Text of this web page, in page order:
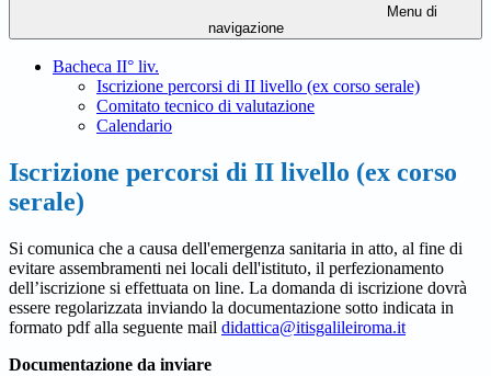
Menu di
navigazione
Bacheca II° liv.
Iscrizione percorsi di II livello (ex corso serale)
Comitato tecnico di valutazione
Calendario
Iscrizione percorsi di II livello (ex corso
serale)
Si comunica che a causa dell'emergenza sanitaria in atto, al fine di
evitare assembramenti nei locali dell'istituto, il perfezionamento
dell’iscrizione si effettuata on line. La domanda di iscrizione dovrà
essere regolarizzata inviando la documentazione sotto indicata in
formato pdf alla seguente mail didattica@itisgalileiroma.it
Documentazione da inviare